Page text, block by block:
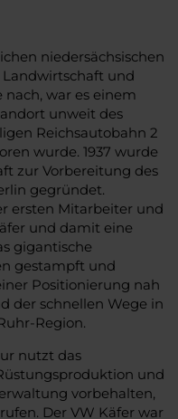
niedersächsischen
und
nach, war es einem
unweit des
Reichsautobahn 2
wurde. 1937 wurde
zur Vorbereitung des
gegründet.
ersten Mitarbeiter und
und damit eine
gigantische
gestampft und
Positionierung nah
der schnellen Wege in
Region.
nutzt das
und
vorbehalten,
Der VW Käfer war